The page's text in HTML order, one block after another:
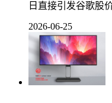
日直接引发谷歌股
2026-06-25